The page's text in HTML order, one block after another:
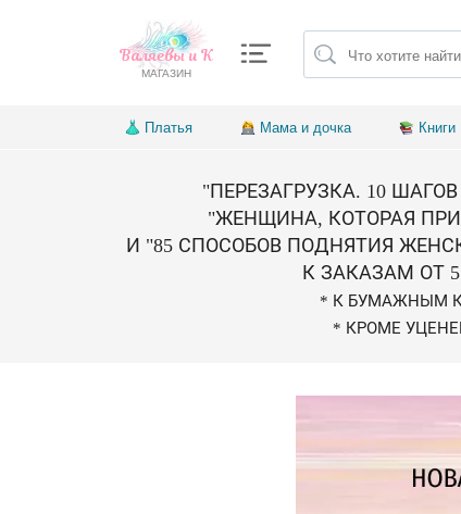
Валяевы и К
МАГАЗИН
Платья Мама и дочка Книги
"ПЕРЕЗАГРУЗКА. 10
"ЖЕНЩИНА, КОТОРАЯ
И "85 СПОСОБОВ ПОДНЯТИЯ
К ЗАКАЗАМ ОТ 5
* К БУМАЖНЫМ
* КРОМЕ